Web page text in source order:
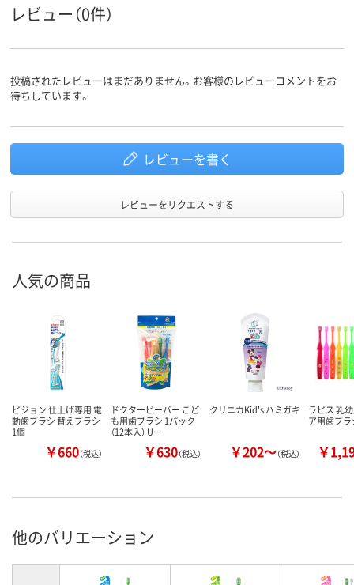
レビュー（0件）
投稿されたレビューはまだありません。お客様のレビューコメントをお
待ちしています。
レビューを書く
レビューをリクエストする
人気の商品
ピジョン 仕上げ専用 電
動歯ブラシ 替えブラシ
1個
￥660（税込）
ドクタービーバー こど
も用歯ブラシ 1パック
（12本入） U…
￥630（税込）
クリニカKid's ハミガキ
￥202～（税込）
ラピス 乳
ア用歯ブラ
￥
他のバリエーション